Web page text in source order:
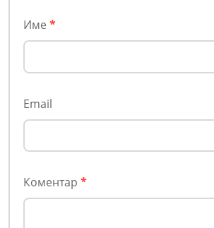
Име *
Email
Коментар *